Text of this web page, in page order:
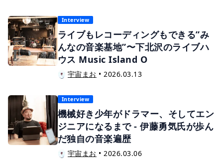
Interview
ライブもレコーディングもできる”み
んなの音楽基地”〜下北沢のライブハ
ウス Music Island O
宇宙まお •2026.03.13
Interview
機械好き少年がドラマー、そしてエン
ジニアになるまで - 伊藤勇気氏が歩ん
だ独自の音楽遍歴
宇宙まお •2026.03.06